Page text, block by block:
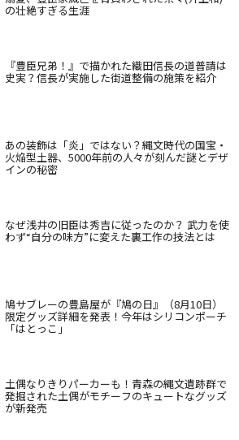
の壮絶すぎる生涯
『豊臣兄弟！』で描かれた織田信長の道普請は
史実？信長が実施した街道整備の施策を紹介
あの装飾は「炎」ではない？縄文時代の国宝・
火焔型土器、5000年前の人々が刻んだ謎とデザ
インの秘密
なぜ浅井の旧臣は秀吉に従ったのか？ 武力を使
わず“自分の味方”に変えた裏工作の技法とは
鳩サブレーの豊島屋が『鳩の日』（8月10日）
限定グッズ詳細を発表！今年はシリコンポーチ
「はとっこ」
土偶なりきりパーカーも！青森の縄文遺跡群で
発掘された土偶がモチーフのキュートなグッズ
が新発売